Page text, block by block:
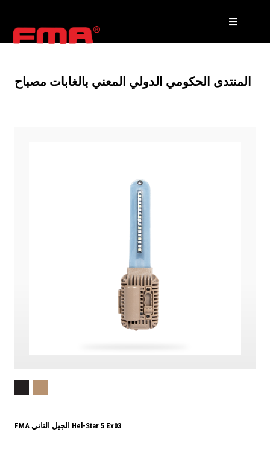
المنتدى الحكومي الدولي المعني بالغابات مصباح
FMA الجيل الثاني Hel-Star 5 Ex03